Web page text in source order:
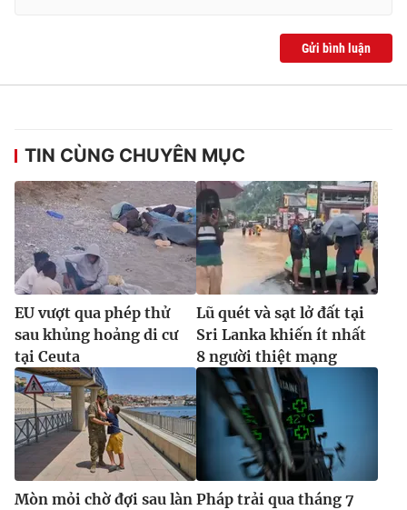
Gửi bình luận
TIN CÙNG CHUYÊN MỤC
EU vượt qua phép thử
sau khủng hoảng di cư
tại Ceuta
Lũ quét và sạt lở đất tại
Sri Lanka khiến ít nhất
8 người thiệt mạng
Mòn mỏi chờ đợi sau làn Pháp trải qua tháng 7